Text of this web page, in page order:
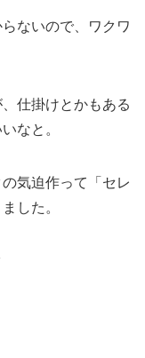
ないので、ワクワ
仕掛けとかもある
なと。
気迫作って「セレ
した。